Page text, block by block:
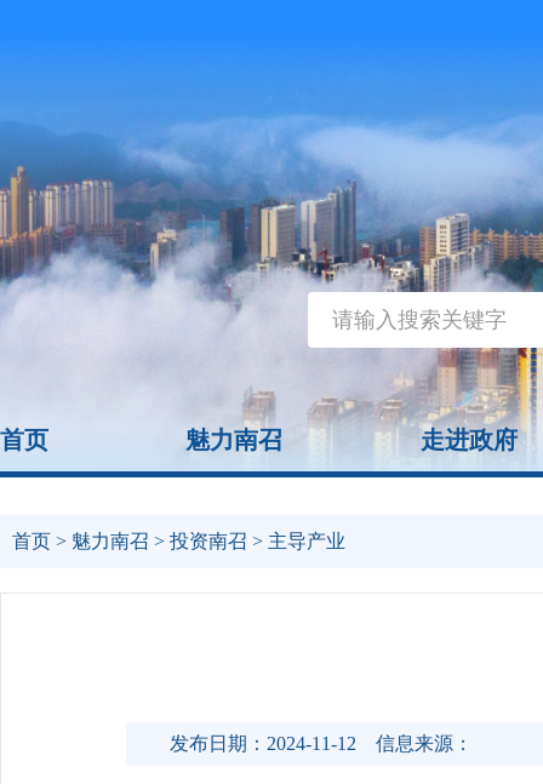
首页 魅力南召 走进政府
首页 > 魅力南召 > 投资南召 > 主导产业
发布日期：2024-11-12 信息来源：